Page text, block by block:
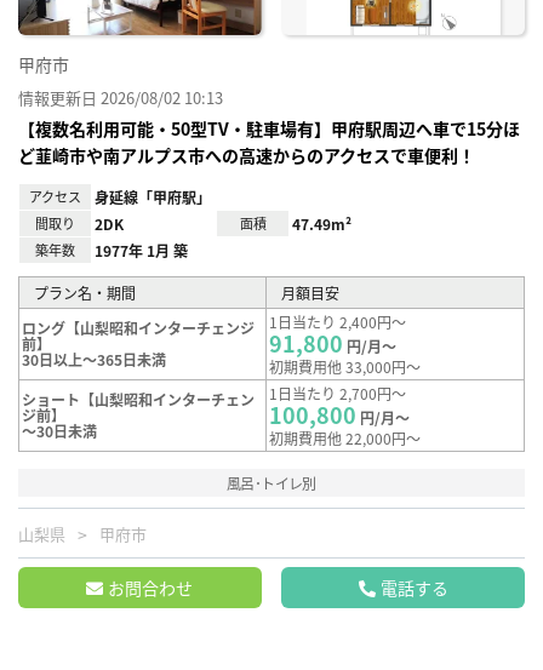
甲府市
情報更新日 2026/08/02 10:13
【複数名利用可能・50型TV・駐車場有】甲府駅周辺へ車で15分ほ
ど韮崎市や南アルプス市への高速からのアクセスで車便利！
アクセス 身延線「甲府駅」
間取り 2DK 面積 47.49m²
築年数 1977年 1月 築
プラン名・期間
月額目安
ロング【山梨昭和インターチェンジ
前】
30日以上～365日未満
1日当たり 2,400円～
91,800 円/月～
初期費用他 33,000円～
ショート【山梨昭和インターチェン
ジ前】
～30日未満
1日当たり 2,700円～
100,800 円/月～
初期費用他 22,000円～
風呂･トイレ別
山梨県 甲府市
お問合わせ 電話する